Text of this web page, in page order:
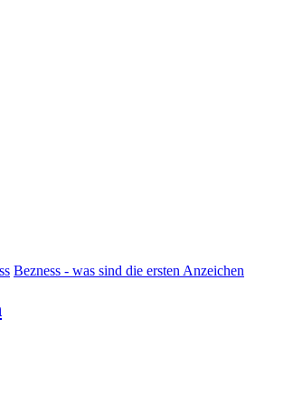
Bezness - was sind die ersten Anzeichen